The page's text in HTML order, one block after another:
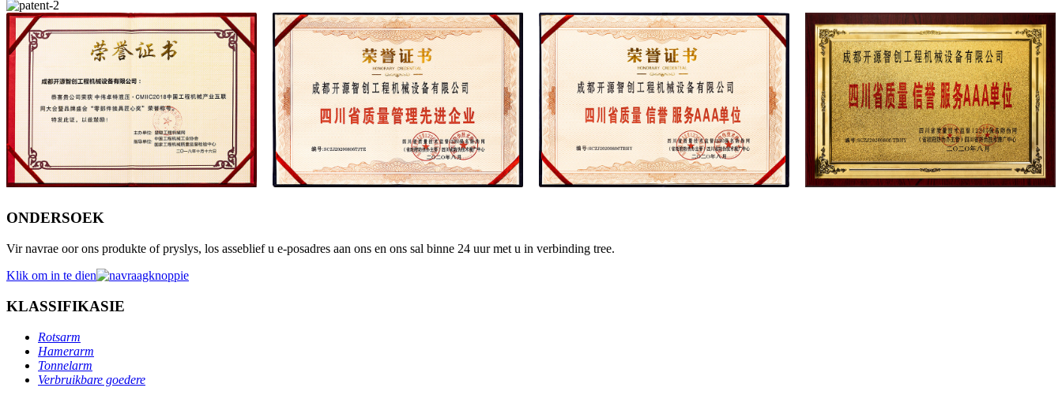
ONDERSOEK
Vir navrae oor ons produkte of pryslys, los asseblief u e-posadres aan ons en ons sal binne 24 uur met u in verbinding tree.
Klik om in te dien
KLASSIFIKASIE
Rotsarm
Hamerarm
Tonnelarm
Verbruikbare goedere